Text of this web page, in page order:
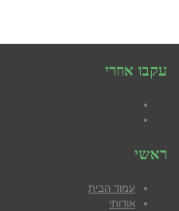
עקבו אחרי
ראשי
עמוד הבית
אודותי